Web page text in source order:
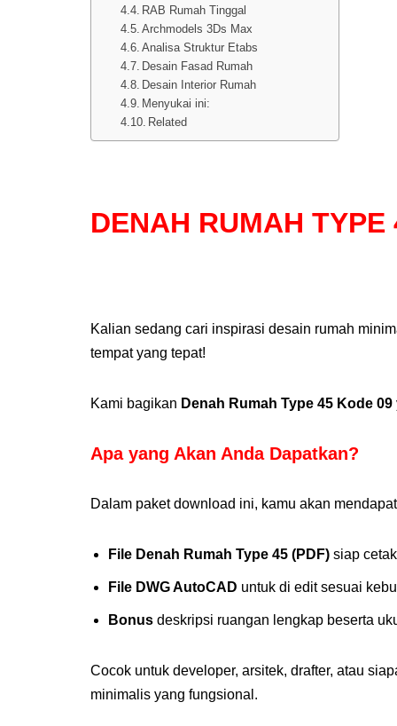
RAB Rumah Tinggal
Archmodels 3Ds Max
Analisa Struktur Etabs
Desain Fasad Rumah
Desain Interior Rumah
Menyukai ini:
Related
DENAH RUMAH TYPE
Kalian sedang cari inspirasi desain rumah
tempat yang tepat!
Kami bagikan Denah Rumah Type 45 Kode 09
Apa yang Akan Anda Dapatkan?
Dalam paket download ini, kamu akan
File Denah Rumah Type 45 (PDF) siap cetak
File DWG AutoCAD untuk di edit sesuai
Bonus deskripsi ruangan lengkap beserta
Cocok untuk developer, arsitek, drafter, atau
minimalis yang fungsional.